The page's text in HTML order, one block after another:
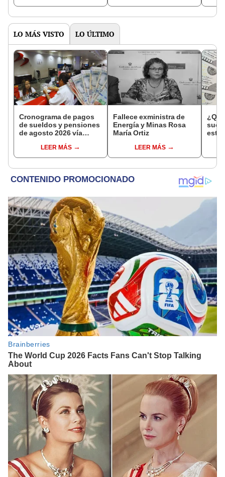
LO MÁS VISTO LO ÚLTIMO
Cronograma de pagos
de sueldos y pensiones
de agosto 2026 vía
conoce las fechas de
depósito
LEER MÁS
Fallece exministra de
Energía y Minas Rosa
María Ortiz
LEER MÁS